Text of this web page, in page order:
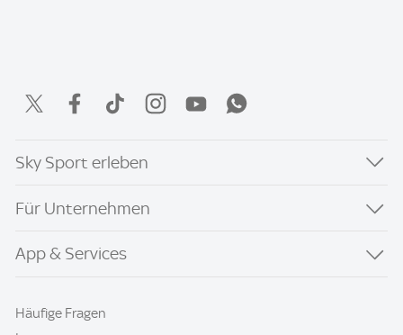
Sky Sport erleben
Für Unternehmen
App & Services
Häufige Fragen